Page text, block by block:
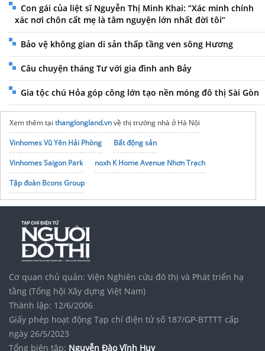
Con gái của liệt sĩ Nguyễn Thị Minh Khai: “Xác minh chính
xác nơi chôn cất mẹ là tâm nguyện lớn nhất đời tôi”
Bảo vệ không gian di sản thấp tầng ven sông Hương
Câu chuyện tháng Tư với gia đình anh Bảy
Gia tộc chú Hỏa góp công lớn tạo nền móng đô thị Sài Gòn
Xem thêm tại thanglongland.vnvề thị trường nhà ở Hà Nội
Vinhomes Vũ Yên Hải Phòng
Bất động sản
Vinhomes Saigon Park
noxh K Home Avenue Nhơn Trạch
Tập đoàn Bcons Group
Cơ quan chủ quản: Viện Nghiên cứu đô thị và Phát triển hạ
tầng (Tổng hội Xây dựng Việt Nam)
Thành lập: 12/6/2006
Giấy phép hoạt động Tạp chí điện tử số 187/GP-BTTTT cấp
ngày 26/5/2023
Tổng biên tập: Nguyễn Đào Vĩnh Huy